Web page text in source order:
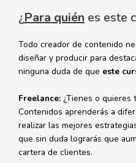
¿Para quién es este
Todo creador de contenido
diseñar y producir para
ninguna duda de que este
Freelance: ¿Tienes o quieres
Contenidos aprenderás a
realizar las mejores
que sin duda lograrás que
cartera de clientes.